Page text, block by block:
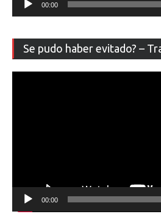
00:00
Se pudo haber evitado? –
00:00